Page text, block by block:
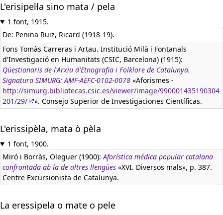
L'erisipel·la sino mata / pela
1 font, 1915.
De: Penina Ruiz, Ricard (1918-19).
Fons Tomàs Carreras i Artau. Institució Milà i Fontanals
d'Investigació en Humanitats (CSIC, Barcelona) (1915):
Qüestionaris de l'Arxiu d'Etnografia i Folklore de Catalunya.
Signatura SIMURG: AMF-AEFC-0102-0078 «Aforismes -
http://simurg.bibliotecas.csic.es/viewer/image/990001435190304
201/29/
». Consejo Superior de Investigaciones Científicas.
L'erissipèla, mata ò pèla
1 font, 1900.
Miró i Borràs, Oleguer (1900):Aforística médica popular catalana
confrontada ab la de altres llengües «XVI. Diversos mals», p. 387.
Centre Excursionista de Catalunya.
La eressipela o mate o pele